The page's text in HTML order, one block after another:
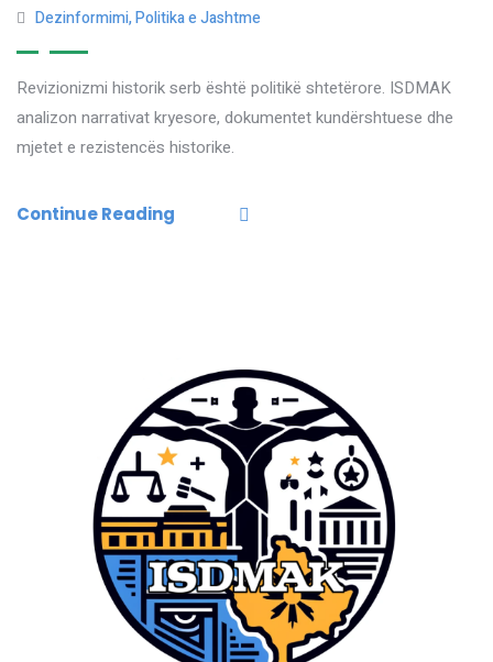
Dezinformimi,Politika e Jashtme
Revizionizmi historik serb është politikë shtetërore. ISDMAK
analizon narrativat kryesore, dokumentet kundërshtuese dhe
mjetet e rezistencës historike.
Continue Reading